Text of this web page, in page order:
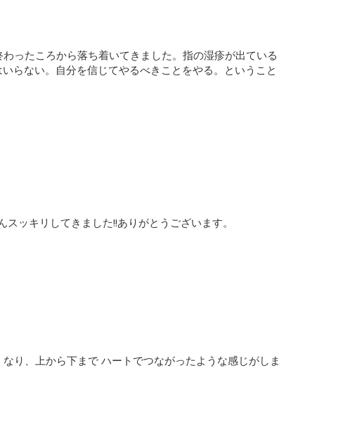
ったころから落ち着いてきました。指の湿疹が出ている
らない。自分を信じてやるべきことをやる。ということ
ッキリしてきました!!ありがとうございます。
り、上から下まで ハートでつながったような感じがしま